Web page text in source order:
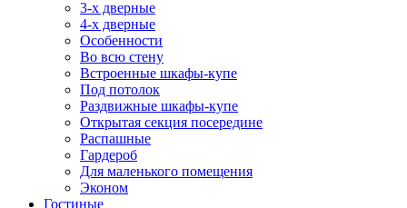
3-х дверные
4-х дверные
Особенности
Во всю стену
Встроенные шкафы-купе
Под потолок
Раздвижные шкафы-купе
Открытая секция посередине
Распашные
Гардероб
Для маленького помещения
Эконом
Гостиные